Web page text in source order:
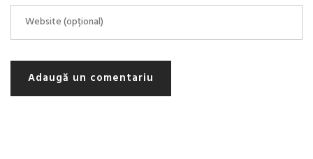
Adaugă un comentariu